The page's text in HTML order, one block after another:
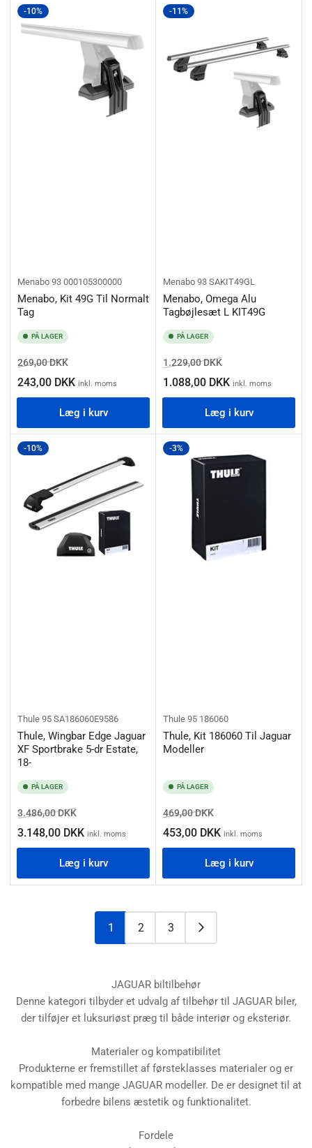
-10%
Menabo 93 000105300000
Menabo, Kit 49G Til Normalt
Tag
PÅ LAGER
Normalpris
269,00 DKKSalgspris
243,00 DKK inkl. moms
Læg i kurv
-11%
Menabo 93 SAKIT49GL
Menabo, Omega Alu
Tagbøjlesæt L KIT49G
PÅ LAGER
Normalpris
1.229,00 DKKSalgspris
1.088,00 DKK inkl. moms
Læg i kurv
-10%
Thule 95 SA186060E9586
Thule, Wingbar Edge Jaguar
XF Sportbrake 5-dr Estate,
18-
PÅ LAGER
Normalpris
3.486,00 DKKSalgspris
3.148,00 DKK inkl. moms
Læg i kurv
-3%
Thule 95 186060
Thule, Kit 186060 Til Jaguar
Modeller
PÅ LAGER
Normalpris
469,00 DKKSalgspris
453,00 DKK inkl. moms
Læg i kurv
1 2 3
JAGUAR biltilbehør
Denne kategori tilbyder et udvalg af tilbehør til JAGUAR biler,
der tilføjer et luksuriøst præg til både interiør og eksteriør.
Materialer og kompatibilitet
Produkterne er fremstillet af førsteklasses materialer og er
kompatible med mange JAGUAR modeller. De er designet til at
forbedre bilens æstetik og funktionalitet.
Fordele